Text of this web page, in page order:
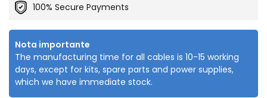
100% Secure Payments
Nota importante
The manufacturing time for all cables is 10-15 working
days, except for kits, spare parts and power supplies,
which we have immediate stock.